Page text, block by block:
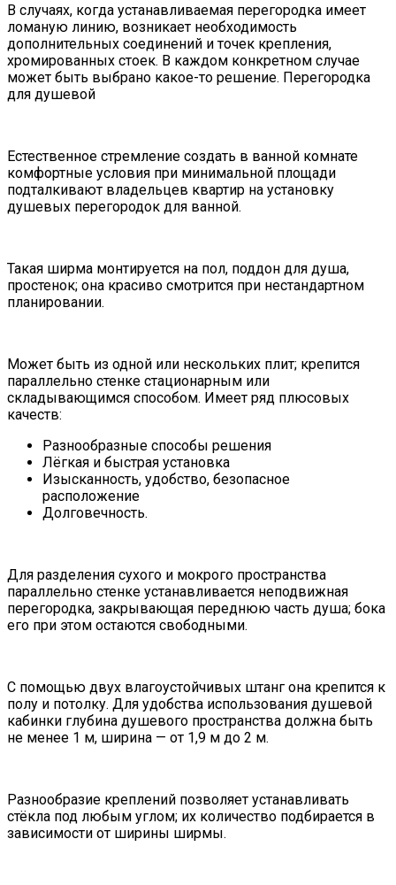
В случаях, когда устанавливаемая перегородка имеет
ломаную линию, возникает необходимость
дополнительных соединений и точек крепления,
хромированных стоек. В каждом конкретном случае
может быть выбрано какое-то решение. Перегородка
для душевой
Естественное стремление создать в ванной комнате
комфортные условия при минимальной площади
подталкивают владельцев квартир на установку
душевых перегородок для ванной.
Такая ширма монтируется на пол, поддон для душа,
простенок; она красиво смотрится при нестандартном
планировании.
Может быть из одной или нескольких плит; крепится
параллельно стенке стационарным или
складывающимся способом. Имеет ряд плюсовых
качеств:
Разнообразные способы решения
Лёгкая и быстрая установка
Изысканность, удобство, безопасное
расположение
Долговечность.
Для разделения сухого и мокрого пространства
параллельно стенке устанавливается неподвижная
перегородка, закрывающая переднюю часть душа; бока
его при этом остаются свободными.
С помощью двух влагоустойчивых штанг она крепится к
полу и потолку. Для удобства использования душевой
кабинки глубина душевого пространства должна быть
не менее 1 м, ширина — от 1,9 м до 2 м.
Разнообразие креплений позволяет устанавливать
стёкла под любым углом; их количество подбирается в
зависимости от ширины ширмы.